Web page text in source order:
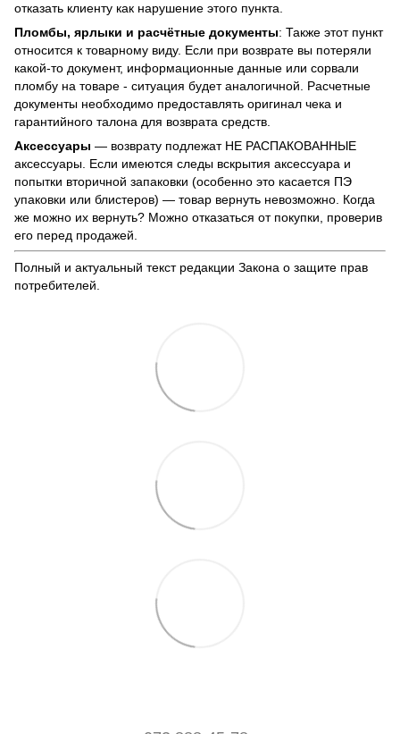
отказать клиенту как нарушение этого пункта.
Пломбы, ярлыки и расчётные документы: Также этот пункт
относится к товарному виду. Если при возврате вы потеряли
какой-то документ, информационные данные или сорвали
пломбу на товаре - ситуация будет аналогичной. Расчетные
документы необходимо предоставлять оригинал чека и
гарантийного талона для возврата средств.
Аксессуары — возврату подлежат НЕ РАСПАКОВАННЫЕ
аксессуары. Если имеются следы вскрытия аксессуара и
попытки вторичной запаковки (особенно это касается ПЭ
упаковки или блистеров) — товар вернуть невозможно. Когда
же можно их вернуть? Можно отказаться от покупки, проверив
его перед продажей.
Полный и актуальный текст редакции Закона о защите прав
потребителей